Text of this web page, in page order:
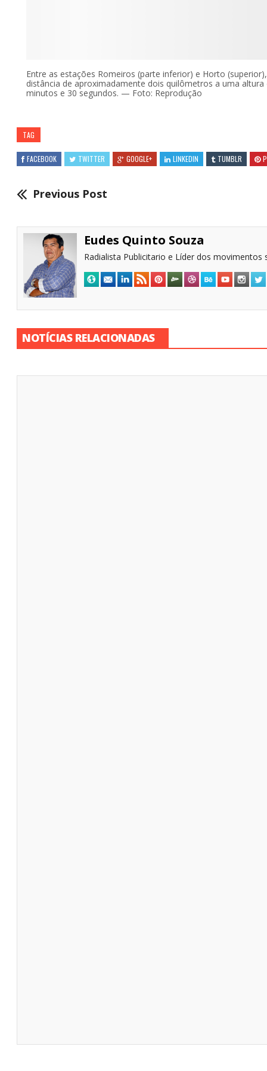
Entre as estações Romeiros (parte inferior) e Horto
distância de aproximadamente dois quilômetros a uma
minutos e 30 segundos. — Foto: Reprodução
TAG
FACEBOOK TWITTER GOOGLE+ LINKEDIN TUMBLR
Previous Post
Eudes Quinto Souza
Radialista Publicitario e Líder dos movimentos
NOTÍCIAS RELACIONADAS